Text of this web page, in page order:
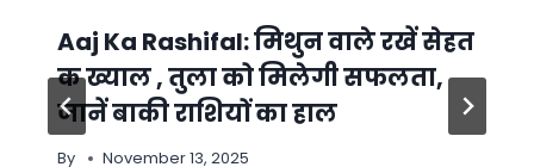
Aaj Ka Rashifal: मिथुन वाले रखें सेहत
क ख्याल , तुला को मिलेगी सफलता,
जानें बाकी राशियों का हाल
By November 13, 2025